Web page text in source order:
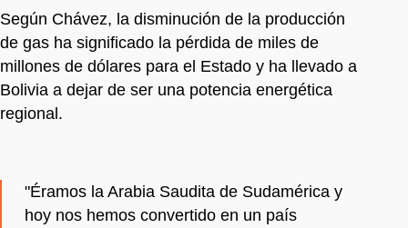
Según Chávez, la disminución de la producción
de gas ha significado la pérdida de miles de
millones de dólares para el Estado y ha llevado a
Bolivia a dejar de ser una potencia energética
regional.
"Éramos la Arabia Saudita de Sudamérica y
hoy nos hemos convertido en un país